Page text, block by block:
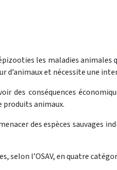
les maladies animales
d’animaux et nécessite une
des conséquences
produits animaux.
des espèces sauvages
selon l’OSAV, en quatre